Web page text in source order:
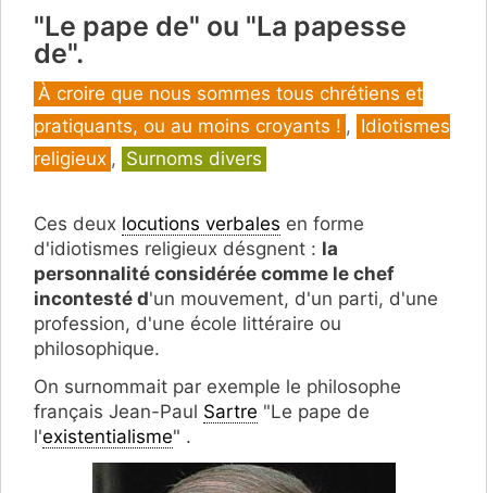
"Le pape de" ou "La papesse
de".
Catégories
À croire que nous sommes tous chrétiens et
pratiquants, ou au moins croyants ! , Idiotismes
religieux , Surnoms divers
Ces deux locutions verbales en forme
d'idiotismes religieux désgnent : la
personnalité considérée comme le chef
incontesté d'un mouvement, d'un parti, d'une
profession, d'une école littéraire ou
philosophique.
On surnommait par exemple le philosophe
français Jean-Paul Sartre "Le pape de
l'existentialisme" .